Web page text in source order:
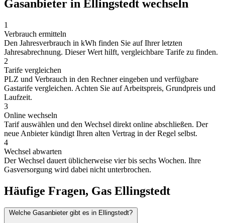
Gasanbieter in Ellingstedt wechseln
1
Verbrauch ermitteln
Den Jahresverbrauch in kWh finden Sie auf Ihrer letzten
Jahresabrechnung. Dieser Wert hilft, vergleichbare Tarife zu finden.
2
Tarife vergleichen
PLZ und Verbrauch in den Rechner eingeben und verfügbare
Gastarife vergleichen. Achten Sie auf Arbeitspreis, Grundpreis und
Laufzeit.
3
Online wechseln
Tarif auswählen und den Wechsel direkt online abschließen. Der
neue Anbieter kündigt Ihren alten Vertrag in der Regel selbst.
4
Wechsel abwarten
Der Wechsel dauert üblicherweise vier bis sechs Wochen. Ihre
Gasversorgung wird dabei nicht unterbrochen.
Häufige Fragen, Gas Ellingstedt
Welche Gasanbieter gibt es in Ellingstedt?